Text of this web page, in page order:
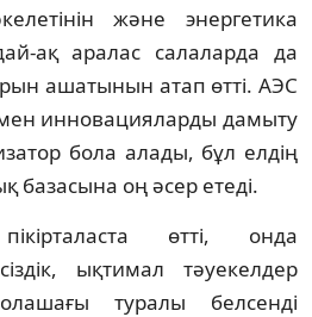
және энергетика
ақ аралас салаларда да
ашатынын атап өтті. АЭС
инновацияларды дамыту
бола алады, бұл елдің
базасына оң әсер етеді.
өтті, онда
ықтимал тәуекелдер
туралы белсенді